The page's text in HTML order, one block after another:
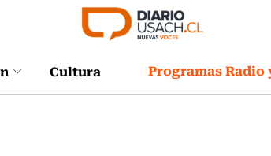
Cultura Programas Radio